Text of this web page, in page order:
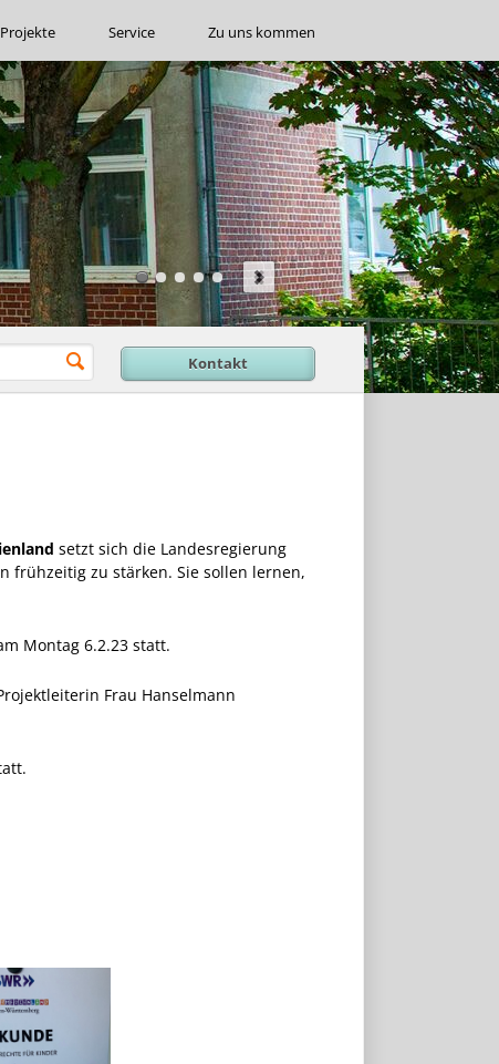
Projekte Service Zu uns kommen
Kontakt
setzt sich die Landesregierung
frühzeitig zu stärken. Sie sollen lernen,
Montag 6.2.23 statt.
Frau Hanselmann